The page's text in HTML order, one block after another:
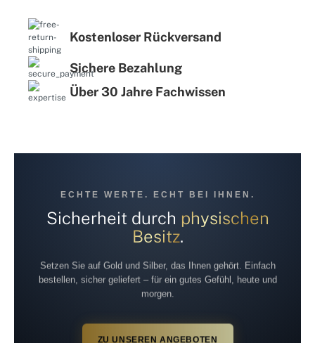
Kostenloser Rückversand
Sichere Bezahlung
Über 30 Jahre Fachwissen
ECHTE WERTE. ECHT BEI IHNEN.
Sicherheit durch physischen
Besitz.
Setzen Sie auf Gold und Silber, das Ihnen gehört. Einfach
bestellen, sicher geliefert – für ein gutes Gefühl, heute und
morgen.
ZU UNSEREN ANGEBOTEN